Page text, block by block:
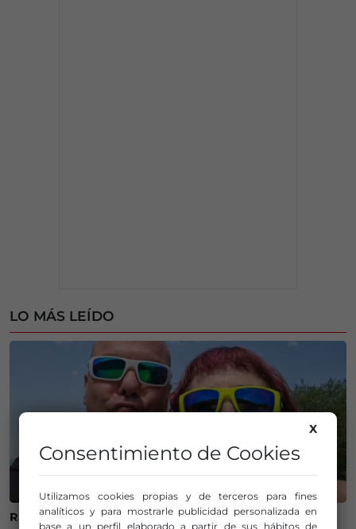
LO MÁS LEÍDO
Ráfagas al cielo para Gorane, el último adiós a una
X
Consentimiento de Cookies
Utilizamos cookies propias y de terceros para fines
analíticos y para mostrarle publicidad personalizada en
base a un perfil elaborado a partir de sus hábitos de